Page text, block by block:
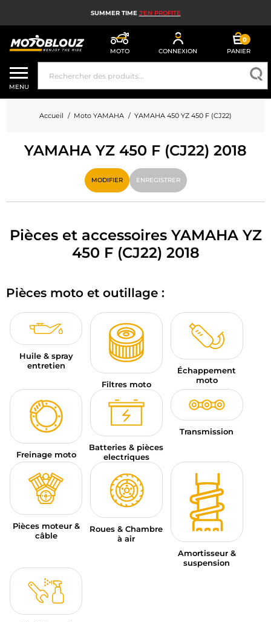
SUMMER TIME J'EN PROFITE
MOTO CONNEXION
0
PANIER
CASQUE MOTO
ÉQUIPEMENT MOTO HOMME
ÉQUIPEMENT MOTO FEMME
MX, ENDURO ET TRIAL
HIGH TECH MOTO
AIRBAG MOTO
PIÈCES MOTO ET OUTILLAGE
ACCESSOIRES MOTO
SPORTSWEAR
BONS PLANS ET PROMO
CARTES CADEAUX
— MODIFIER
MARQUES
CONSEILS
NOUS CONTACTER
MENU
Accueil Moto YAMAHA YAMAHA 450 YZ 450 F (CJ22)
YAMAHA YZ 450 F (CJ22) 2018
MODIFIER ENREGISTRER
Pièces et accessoires YAMAHA YZ
450 F (CJ22) 2018
Pièces moto et outillage :
Huile & spray
entretien
Filtres moto
Échappement
moto
Freinage moto
Batteries & pièces
electriques
Transmission
Pièces moteur &
câble
Roues & Chambre
à air
Amortisseur &
suspension